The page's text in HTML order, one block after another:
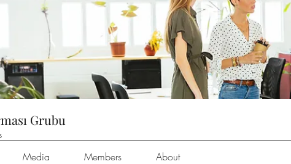
Grubu
Media Members About